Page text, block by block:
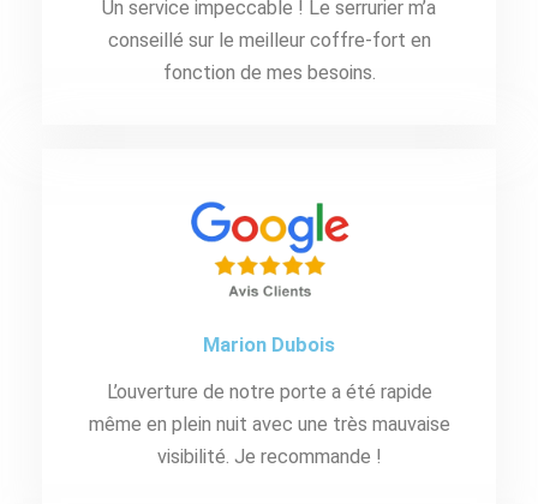
Un service impeccable ! Le serrurier m’a
conseillé sur le meilleur coffre-fort en
fonction de mes besoins.
Marion Dubois
L’ouverture de notre porte a été rapide
même en plein nuit avec une très mauvaise
visibilité. Je recommande !